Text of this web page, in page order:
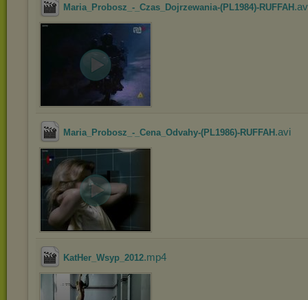
Maria_Probosz_-_Czas_Dojrzewania-(PL1984)-RUFFAH
Maria_Probosz_-_Cena_Odvahy-(PL1986)-RUFFAH .avi
KatHer_Wsyp_2012.mp4